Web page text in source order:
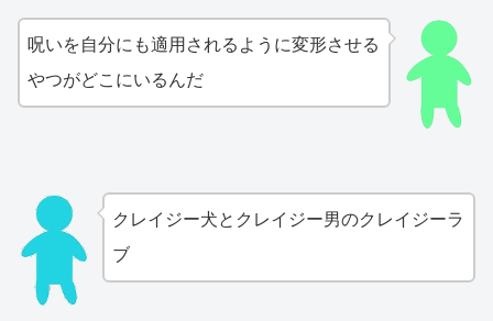
呪いを自分にも適用されるように変形させる
やつがどこにいるんだ
クレイジー犬とクレイジー男のクレイジーラ
ブ